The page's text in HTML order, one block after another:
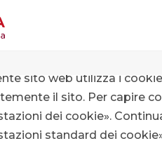
Media
sito web utilizza i
il sito. Per capire
dei cookie».
standard dei